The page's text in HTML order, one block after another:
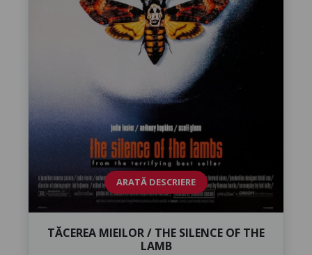
ARATĂ DESCRIERE
TĂCEREA MIEILOR / THE SILENCE OF THE
LAMB